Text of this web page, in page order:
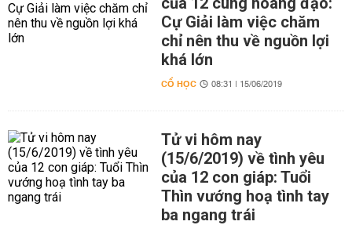
Cự Giải làm việc chăm
chỉ nên thu về nguồn lợi
khá lớn
CỔ HỌC 08:31 | 15/06/2019
Tử vi hôm nay
(15/6/2019) về tình yêu
của 12 con giáp: Tuổi
Thìn vướng hoạ tình tay
ba ngang trái